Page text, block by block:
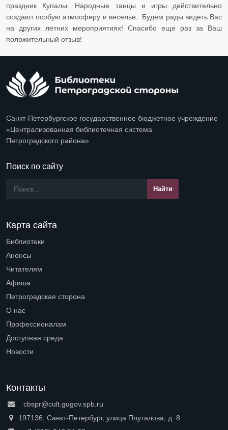
праздник Купалы. Народные танцы и игры действительно
создают особую атмосферу и веселье. Будем рады видеть Вас
на других летних мероприятиях! Спасибо еще раз за Ваш
положительный отзыв!
Санкт-Петербургское государственное бюджетное учреждение
«Централизованная библиотечная система
Петроградского района»
Поиск по сайту
Карта сайта
Библиотеки
Анонсы
Читателям
Афиша
Петроградская сторона
О нас
Профессионалам
Доступная среда
Новости
Контакты
cbspr@cult.gugov.spb.ru
197136, Санкт-Петербург, улица Плуталова, д. 8